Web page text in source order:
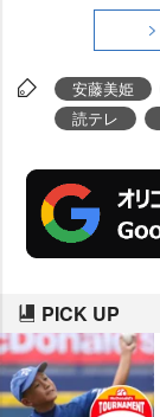
安藤美姫
読テレ
PICK UP